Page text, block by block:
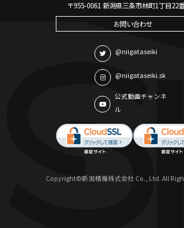
〒955-0061 新潟県三条市林町1丁目22
お問い合わせ
@niigataseiki
@niigataseiki.sk
公式動画チャンネ
ル
Copyright©新潟精機株式会社 Co., Ltd. All